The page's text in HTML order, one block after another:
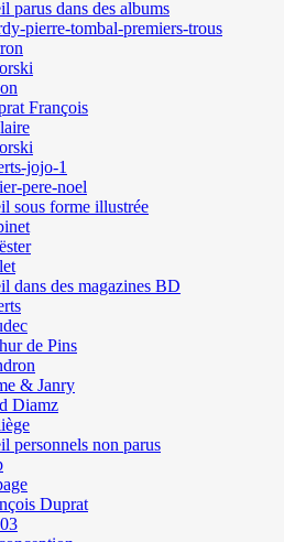
parus dans des albums
pierre-tombal-premiers-trous
François
jojo-1
pere-noel
sous forme illustrée
dans des magazines BD
de Pins
& Janry
Diamz
personnels non parus
Duprat